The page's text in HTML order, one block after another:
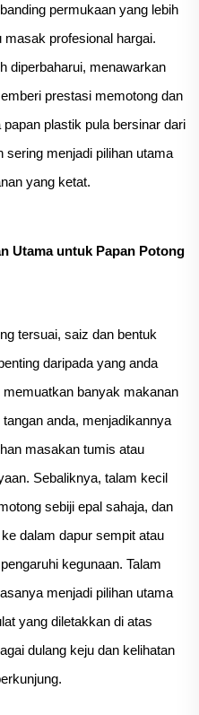
permukaan yang lebih
profesional hargai.
diperbaharui, menawarkan
prestasi memotong dan
plastik pula bersinar dari
sering menjadi pilihan utama
yang ketat.
Utama untuk Papan Potong
tersuai, saiz dan bentuk
daripada yang anda
banyak makanan
anda, menjadikannya
masakan tumis atau
Sebaliknya, talam kecil
sebiji epal sahaja, dan
dalam dapur sempit atau
kegunaan. Talam
menjadi pilihan utama
yang diletakkan di atas
dulang keju dan kelihatan